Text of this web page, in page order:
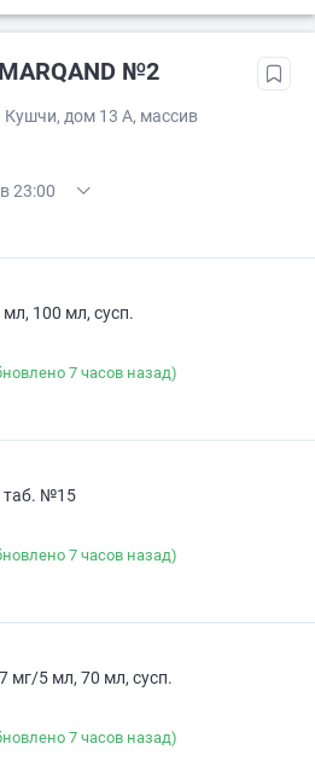
№2
Кушчи, дом 13 А, массив
23:00
100 мл, сусп.
7 часов назад)
таб. №15
7 часов назад)
мг/5 мл, 70 мл, сусп.
7 часов назад)